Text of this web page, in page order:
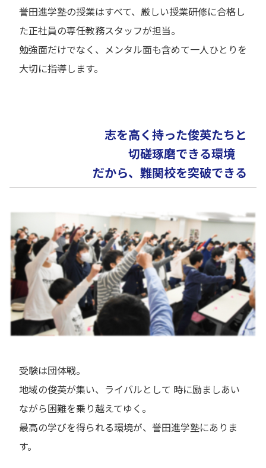
誉田進学塾の授業はすべて、厳しい授業研修に合格し
た正社員の専任教務スタッフが担当。
勉強面だけでなく、メンタル面も含めて一人ひとりを
大切に指導します。
志を高く持った俊英たちと
切磋琢磨できる環境
だから、難関校を突破できる
受験は団体戦。
地域の俊英が集い、ライバルとして 時に励ましあい
ながら困難を乗り越えてゆく。
最高の学びを得られる環境が、誉田進学塾にありま
す。